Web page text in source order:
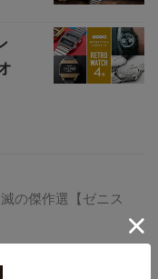
の傑作選【ゼニス